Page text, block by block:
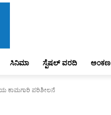
ಸಿನಿಮಾ ಸ್ಪೆಷಲ್ ವರದಿ ಅಂಕಣ
ಕಾಮಗಾರಿ ಪರಿಶೀಲನೆ